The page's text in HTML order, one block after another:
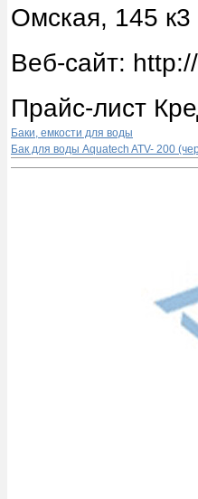
Омская, 145
Веб-сайт:
Прайс-лист
Баки, емкости для воды
Бак для воды Aquatech ATV- 200